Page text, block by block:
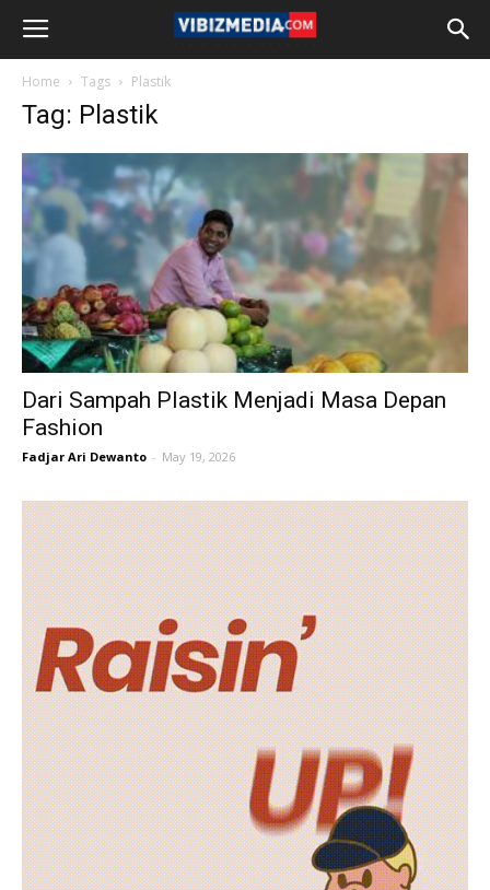
Home Tags Plastik
Tag: Plastik
Dari Sampah Plastik Menjadi Masa Depan
Fashion
Fadjar Ari Dewanto - May 19, 2026